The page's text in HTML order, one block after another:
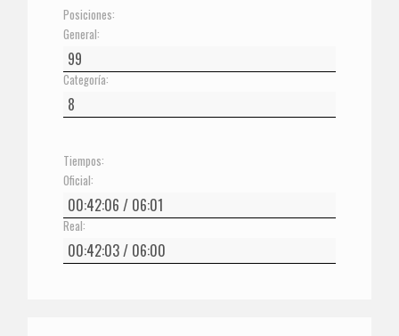
Posiciones:
General:
Categoría:
Tiempos:
Oficial:
Real: